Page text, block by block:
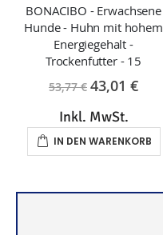
BONACIBO - Erwachsene
Hunde - Huhn mit hohem
Energiegehalt -
Trockenfutter - 15
53,77 € 43,01 €
Inkl. MwSt.
IN DEN WARENKORB